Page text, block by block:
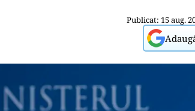
Publicat: 15 aug.